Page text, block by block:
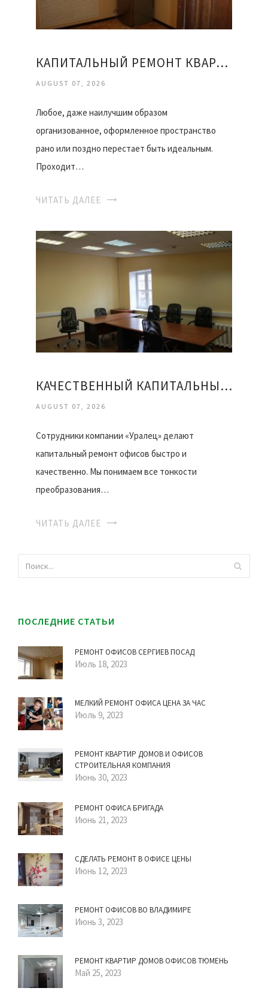
КАПИТАЛЬНЫЙ РЕМОНТ КВАРТИРЫ ОФИСА
AUGUST 07, 2026
Любое, даже наилучшим образом
организованное, оформленное пространство
рано или поздно перестает быть идеальным.
Проходит…
ЧИТАТЬ ДАЛЕЕ
КАЧЕСТВЕННЫЙ КАПИТАЛЬНЫЙ РЕМОНТ ОФИСОВ
AUGUST 07, 2026
Сотрудники компании «Уралец» делают
капитальный ремонт офисов быстро и
качественно. Мы понимаем все тонкости
преобразования…
ЧИТАТЬ ДАЛЕЕ
ПОСЛЕДНИЕ СТАТЬИ
РЕМОНТ ОФИСОВ СЕРГИЕВ ПОСАД
Июль 18, 2023
МЕЛКИЙ РЕМОНТ ОФИСА ЦЕНА ЗА ЧАС
Июль 9, 2023
РЕМОНТ КВАРТИР ДОМОВ И ОФИСОВ
СТРОИТЕЛЬНАЯ КОМПАНИЯ
Июнь 30, 2023
РЕМОНТ ОФИСА БРИГАДА
Июнь 21, 2023
СДЕЛАТЬ РЕМОНТ В ОФИСЕ ЦЕНЫ
Июнь 12, 2023
РЕМОНТ ОФИСОВ ВО ВЛАДИМИРЕ
Июнь 3, 2023
РЕМОНТ КВАРТИР ДОМОВ ОФИСОВ ТЮМЕНЬ
Май 25, 2023